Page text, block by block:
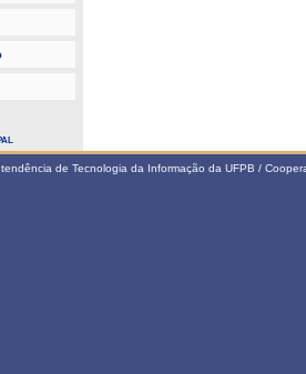
de Tecnologia da Informação da UFPB /